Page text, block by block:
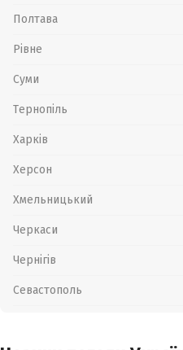
Полтава
Рівне
Суми
Тернопіль
Харків
Херсон
Хмельницький
Черкаси
Чернігів
Севастополь